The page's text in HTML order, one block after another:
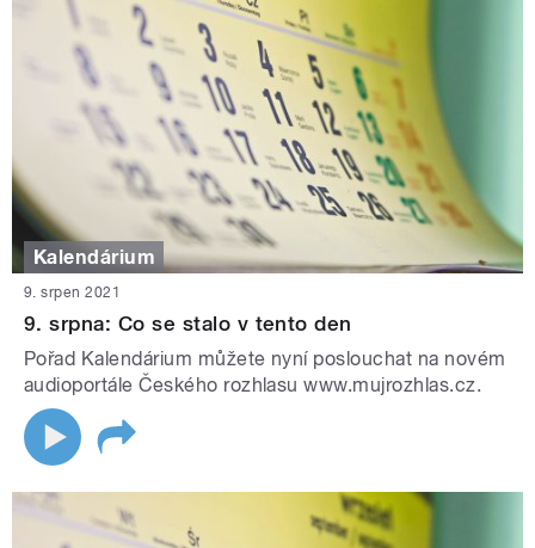
Kalendárium
9. srpen 2021
9. srpna: Co se stalo v tento den
Pořad Kalendárium můžete nyní poslouchat na novém
audioportále Českého rozhlasu www.mujrozhlas.cz.